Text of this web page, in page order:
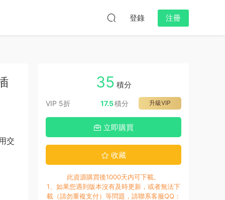
登錄 注冊
交
35 積分
VIP 5折 升級VIP
17.5積分
立即購買
收藏
此資源購買後1000天内可下載。
1、如果您遇到版本沒有及時更新，或者無法下
載（請勿重複支付）等問題，請聯系客服QQ：